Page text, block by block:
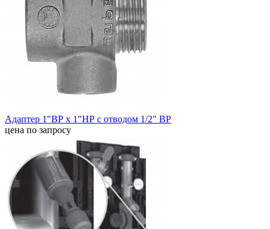
Адаптер 1"ВР х 1"НР с отводом 1/2" ВP
цена по запросу